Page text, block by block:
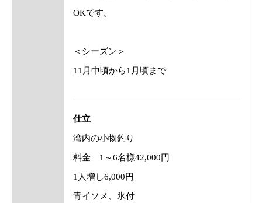
OKです。
＜シーズン＞
11月中頃から1月頃まで
仕立
湾内の小物釣り
料金 1～6名様42,000円
1人増し6,000円
青イソメ、氷付